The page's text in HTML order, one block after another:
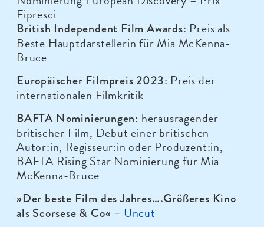
Fipresci
British Independent Film Awards: Preis als
Beste Hauptdarstellerin für Mia McKenna-
Bruce
Europäischer Filmpreis 2023: Preis der
internationalen Filmkritik
BAFTA Nominierungen: herausragender
britischer Film, Debüt einer britischen
Autor:in, Regisseur:in oder Produzent:in,
BAFTA Rising Star Nominierung für Mia
McKenna-Bruce
»Der beste Film des Jahres….Größeres Kino
als Scorsese & Co« – Uncut